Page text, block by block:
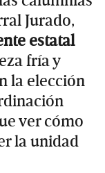
Jurado,
estatal
fría y
la elección
ver cómo
la unidad